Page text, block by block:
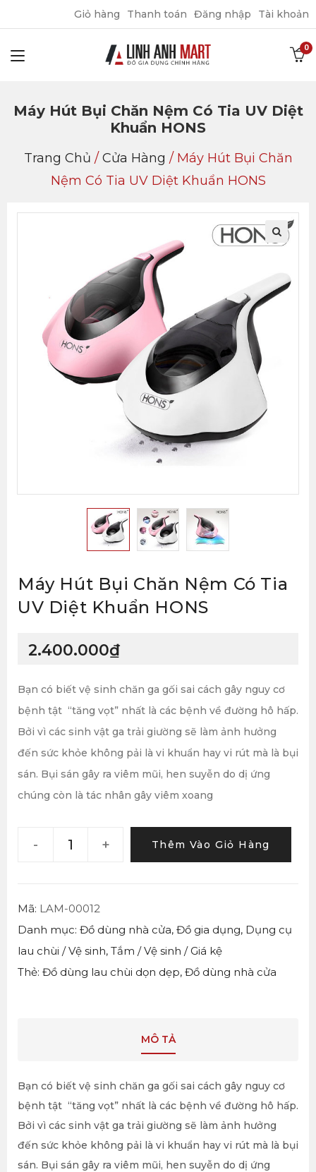
Giỏ hàng Thanh toán Đăng nhập Tài khoản
Máy Hút Bụi Chăn Nệm Có Tia UV Diệt
Khuẩn HONS
Trang Chủ / Cửa Hàng / Máy Hút Bụi Chăn
Nệm Có Tia UV Diệt Khuẩn HONS
🔍
Máy Hút Bụi Chăn Nệm Có Tia
UV Diệt Khuẩn HONS
2.400.000₫
Bạn có biết vệ sinh chăn ga gối sai cách gây nguy cơ
bệnh tật “tăng vọt” nhất là các bệnh về đường hô hấp.
Bởi vì các sinh vật ga trải giường sẽ làm ảnh hưởng
đến sức khỏe không pải là vi khuẩn hay vi rút mà là bụi
sán. Bụi sán gây ra viêm mũi, hen suyễn do dị ứng
chúng còn là tác nhân gây viêm xoang
- + Thêm Vào Giỏ Hàng
Mã: LAM-00012
Danh mục: Đồ dùng nhà cửa, Đồ gia dụng, Dụng cụ
lau chùi / Vệ sinh, Tắm / Vệ sinh / Giá kệ
Thẻ: Đồ dùng lau chùi dọn dẹp, Đồ dùng nhà cửa
MÔ TẢ
Bạn có biết vệ sinh chăn ga gối sai cách gây nguy cơ
bệnh tật “tăng vọt” nhất là các bệnh về đường hô hấp.
Bởi vì các sinh vật ga trải giường sẽ làm ảnh hưởng
đến sức khỏe không pải là vi khuẩn hay vi rút mà là bụi
sán. Bụi sán gây ra viêm mũi, hen suyễn do dị ứng